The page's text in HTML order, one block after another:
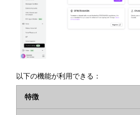
以下の機能が利用できる：
特徴